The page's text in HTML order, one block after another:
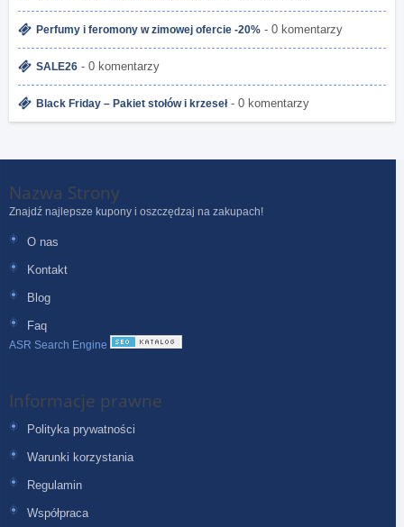
Perfumy i feromony w zimowej ofercie -20% - 0 komentarzy
SALE26 - 0 komentarzy
Black Friday – Pakiet stołów i krzeseł- 0 komentarzy
Nazwa Strony
Znajdź najlepsze kupony i oszczędzaj na zakupach!
O nas
Kontakt
Blog
Faq
ASR Search Engine
Informacje prawne
Polityka prywatności
Warunki korzystania
Regulamin
Współpraca